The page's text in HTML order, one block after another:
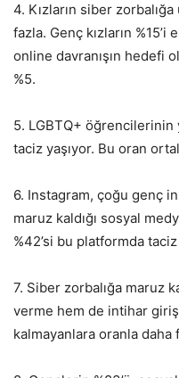
4. Kızların siber
fazla. Genç kızların
online davranışın hedefi
%5.
5. LGBTQ+ öğrencilerinin
taciz yaşıyor. Bu oran
6. Instagram, çoğu genç
maruz kaldığı sosyal
%42’si bu platformda taciz
7. Siber zorbalığa maruz
verme hem de intihar
kalmayanlara oranla daha